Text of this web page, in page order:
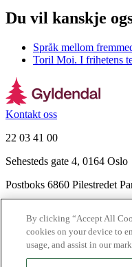
Du vil kanskje
Språk mellom
Toril Moi. I frihetens
Kontakt oss
22 03 41 00
Sehesteds gate 4, 0164 Oslo
Postboks 6860 Pilestredet
Nyhetsbrev
Ledige stillinger
Send inn manus
By clicking “Accept All
cookies on your device to
usage, and assist in our